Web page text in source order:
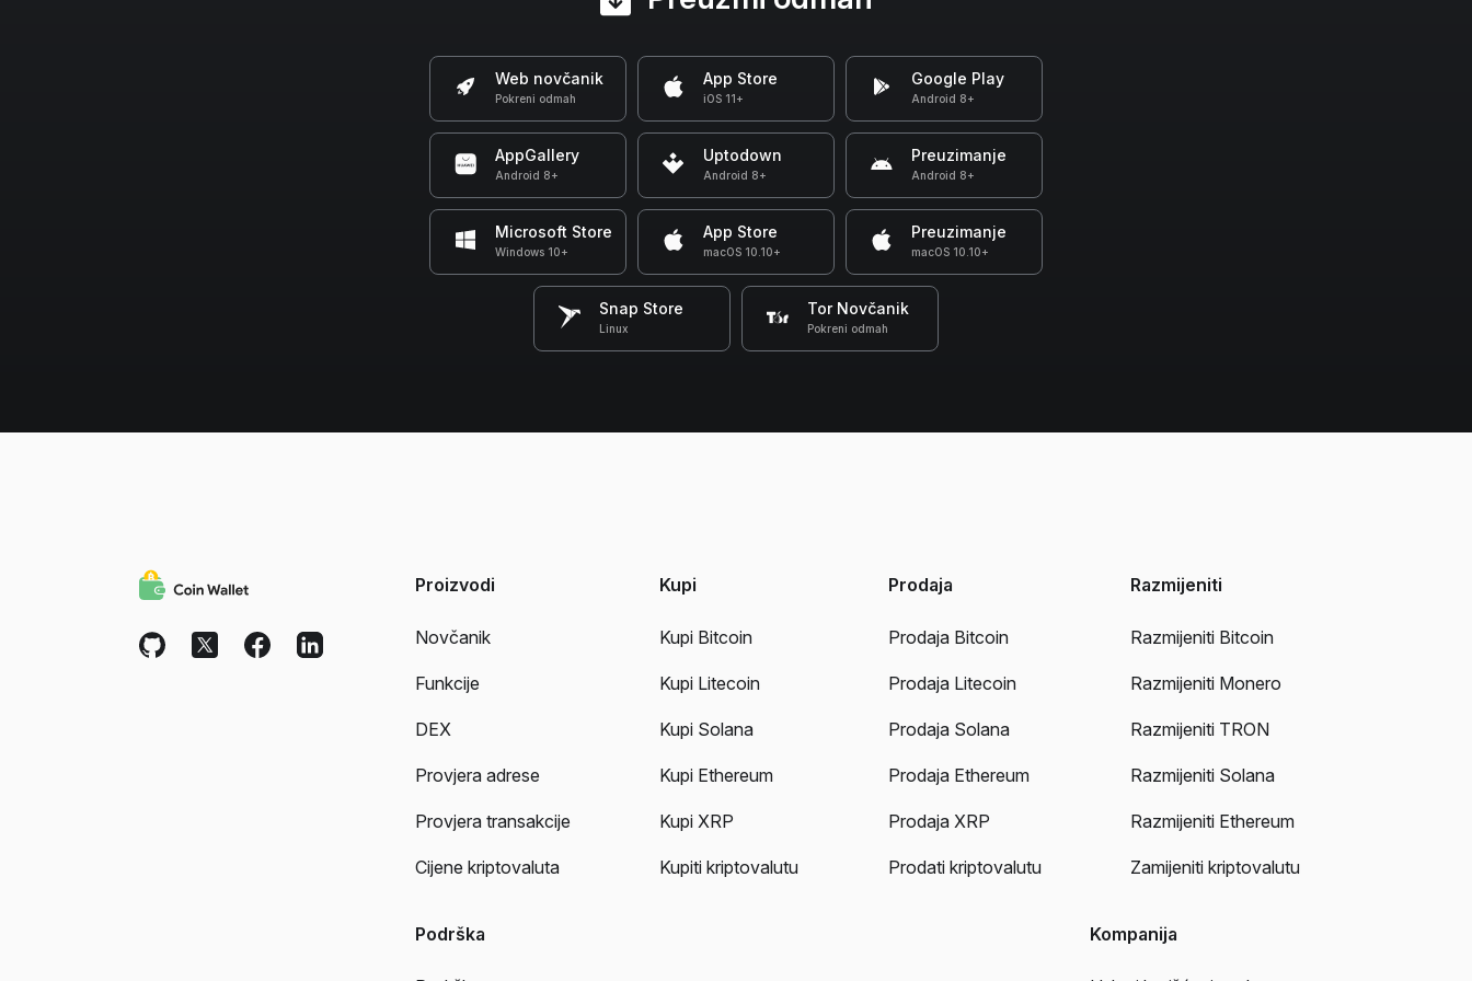
Web novčanik
Pokreni odmah
App Store
iOS 11+
Google Play
Android 8+
AppGallery
Android 8+
Uptodown
Android 8+
Preuzimanje
Android 8+
Microsoft Store
Windows 10+
App Store
macOS 10.10+
Preuzimanje
macOS 10.10+
Snap Store
Linux
Tor Novčanik
Pokreni odmah
Proizvodi
Novčanik
Funkcije
DEX
Provjera adrese
Provjera transakcije
Cijene kriptovaluta
Kupi
Kupi Bitcoin
Kupi Litecoin
Kupi Solana
Kupi Ethereum
Kupi XRP
Kupiti kriptovalutu
Prodaja
Prodaja Bitcoin
Prodaja Litecoin
Prodaja Solana
Prodaja Ethereum
Prodaja XRP
Prodati kriptovalutu
Razmijeniti
Razmijeniti Bitcoin
Razmijeniti Monero
Razmijeniti TRON
Razmijeniti Solana
Razmijeniti Ethereum
Zamijeniti kriptovalutu
Podrška Kompanija